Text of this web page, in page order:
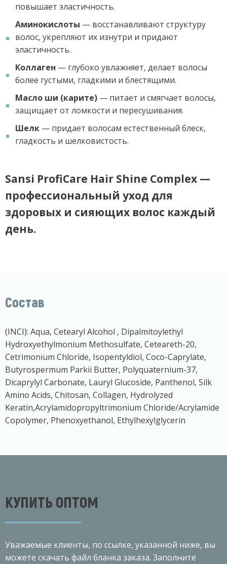
повышает эластичность.
Аминокислоты — восстанавливают структуру
волос, укрепляют их изнутри и придают
эластичность.
Коллаген — глубоко увлажняет, делает волосы
более густыми, гладкими и блестящими.
Масло ши (карите) — питает и смягчает волосы,
защищает от ломкости и пересушивания.
Шелк — придает волосам естественный блеск,
гладкость и шелковистость.
Sansi ProfiCare Hair Shine Complex —
профессиональный уход для
здоровых и сияющих волос каждый
день.
Состав
(INCI): Aqua, Cetearyl Alcohol , Dipalmitoylethyl
Hydroxyethylmonium Methosulfate, Ceteareth-20,
Cetrimonium Chloride, Isopentyldiol, Coco-Caprylate,
Butyrospermum Parkii Butter, Polyquaternium-37,
Dicaprylyl Carbonate, Lauryl Glucoside, Panthenol, Silk
Amino Acids, Chitosan, Сollagen, Hydrolyzed
Keratin,Acrylamidopropyltrimonium Chloride/Acrylamide
Copolymer, Phenoxyethanol, Ethylhexylglycerin
КУПИТЬ ОПТОМ
Уважаемые клиенты, по ссылке, указанной ниже, вы
можете скачать файл бланка заказа. Заполните